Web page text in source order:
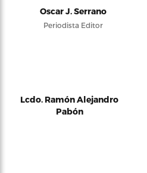
Oscar J. Serrano
Periodista Editor
Lcdo. Ramón Alejandro
Pabón